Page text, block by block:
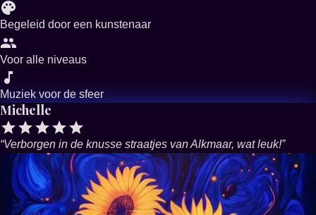
Begeleid door een kunstenaar
Voor alle niveaus
Muziek voor de sfeer
Michelle
“Verborgen in de knusse straatjes van Alkmaar, wat leuk!”